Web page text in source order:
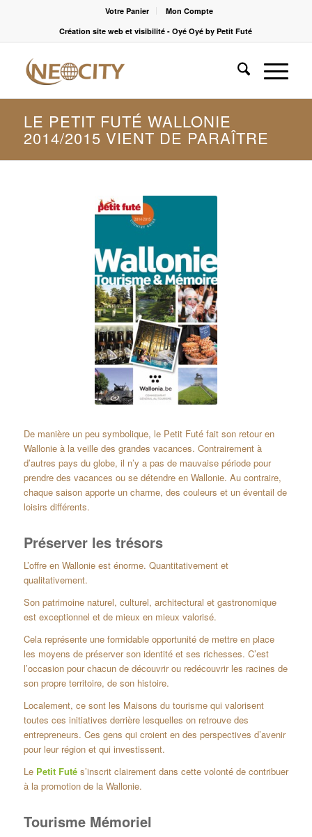
Votre Panier
Mon Compte
Création site web et visibilité - Oyé Oyé by Petit Futé
LE PETIT FUTÉ WALLONIE
2014/2015 VIENT DE PARAÎTRE
De manière un peu symbolique, le Petit Futé fait son retour en
Wallonie à la veille des grandes vacances. Contrairement à
d’autres pays du globe, il n’y a pas de mauvaise période pour
prendre des vacances ou se détendre en Wallonie. Au contraire,
chaque saison apporte un charme, des couleurs et un éventail de
loisirs différents.
Préserver les trésors
L’offre en Wallonie est énorme. Quantitativement et
qualitativement.
Son patrimoine naturel, culturel, architectural et gastronomique
est exceptionnel et de mieux en mieux valorisé.
Cela représente une formidable opportunité de mettre en place
les moyens de préserver son identité et ses richesses. C’est
l’occasion pour chacun de découvrir ou redécouvrir les racines de
son propre territoire, de son histoire.
Localement, ce sont les Maisons du tourisme qui valorisent
toutes ces initiatives derrière lesquelles on retrouve des
entrepreneurs. Ces gens qui croient en des perspectives d’avenir
pour leur région et qui investissent.
Le Petit Futé s’inscrit clairement dans cette volonté de contribuer
à la promotion de la Wallonie.
Tourisme Mémoriel